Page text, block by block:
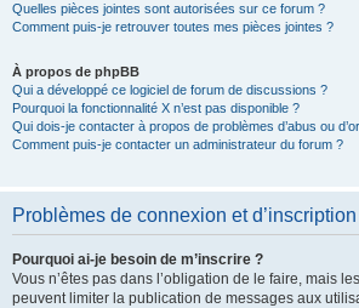
Quelles pièces jointes sont autorisées sur ce forum ?
Comment puis-je retrouver toutes mes pièces jointes ?
À propos de phpBB
Qui a développé ce logiciel de forum de discussions ?
Pourquoi la fonctionnalité X n’est pas disponible ?
Qui dois-je contacter à propos de problèmes d’abus ou
Comment puis-je contacter un administrateur du forum ?
Problèmes de connexion et d’inscription
Pourquoi ai-je besoin de m’inscrire ?
Vous n’êtes pas dans l’obligation de le faire, mais
peuvent limiter la publication de messages aux